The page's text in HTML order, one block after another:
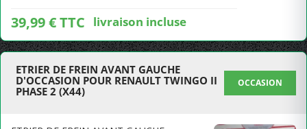
39,99 € TTC livraison incluse
ETRIER DE FREIN AVANT GAUCHE
D'OCCASION POUR RENAULT TWINGO II
PHASE 2 (X44)
OCCASION